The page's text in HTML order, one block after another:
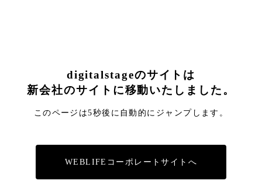
digitalstageのサイトは
新会社のサイトに移動いたしました。
このページは5秒後に自動的にジャンプします。
WEBLIFEコーポレートサイトへ